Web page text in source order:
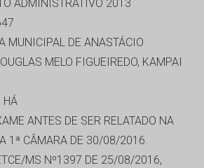
ADMINISTRATIVO 2013
MUNICIPAL DE ANASTÁCIO
MELO FIGUEIREDO, KAMPAI
HÁ
ANTES DE SER RELATADO NA
1ª CÂMARA DE 30/08/2016.
MS Nº1397 DE 25/08/2016,